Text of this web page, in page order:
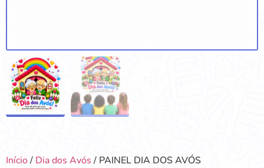
Início/ Dia dos Avós/ PAINEL DIA DOS AVÓS